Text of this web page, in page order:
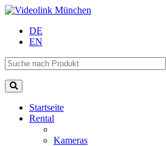
DE
EN
Startseite
Rental
Kameras